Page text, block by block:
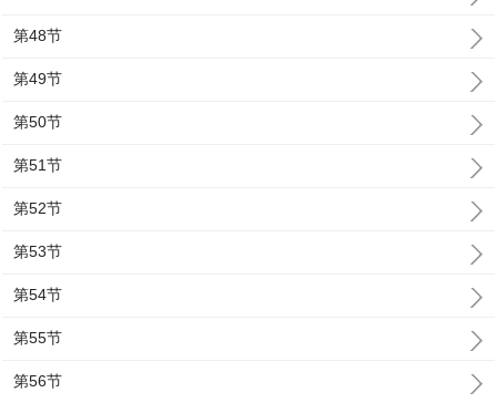
第48节
第49节
第50节
第51节
第52节
第53节
第54节
第55节
第56节